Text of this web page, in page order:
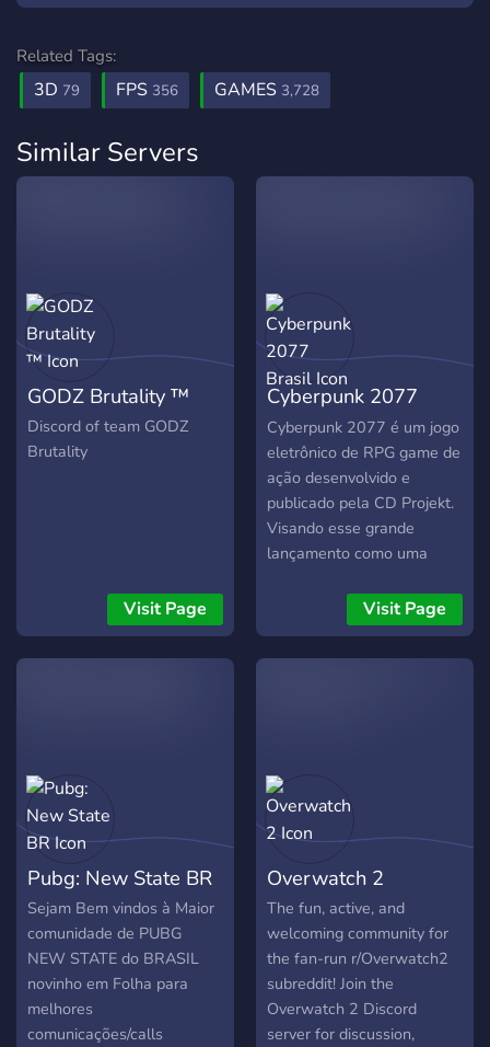
Related Tags:
3D 79 FPS 356 GAMES 3,728
Similar Servers
GODZ Brutality ™
Discord of team GODZ
Brutality
Visit Page
Cyberpunk 2077
Brasil
Cyberpunk 2077 é um jogo
eletrônico de RPG game de
ação desenvolvido e
publicado pela CD Projekt.
Visando esse grande
lançamento como uma
mais diversos fãs e
adoradores do jogos,
criamos a comunidade de
passar das missões e
aprender a jogar ➤
Divulgar vídeos
➤ Ter cargos
personalizados com os
personagens dos jogos ➤
Acesso a sorteios
exclusivos ➤ Ouvir música
e estudar ➤ Utilizar emojis
personalizados ➤ Acesso
Visit Page
Pubg: New State BR
Sejam Bem vindos à Maior
comunidade de PUBG
NEW STATE do BRASIL
novinho em Folha para
melhores
comunicações/calls
Overwatch 2
The fun, active, and
welcoming community for
the fan-run r/Overwatch2
subreddit! Join the
Overwatch 2 Discord
server for discussion,